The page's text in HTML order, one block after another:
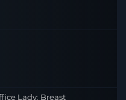
Lady: Breast